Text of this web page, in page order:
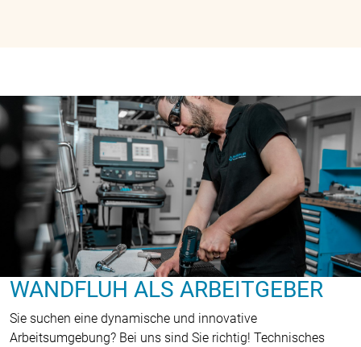
WANDFLUH ALS ARBEITGEBER
Sie suchen eine dynamische und innovative
Arbeitsumgebung? Bei uns sind Sie richtig! Technisches